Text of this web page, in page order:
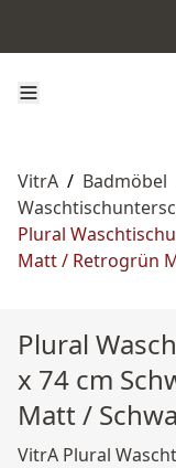
VitrA / Badmöbel
Plural
Matt / Retrogrün
Plural
x 74 cm
Matt /
VitrA Plural